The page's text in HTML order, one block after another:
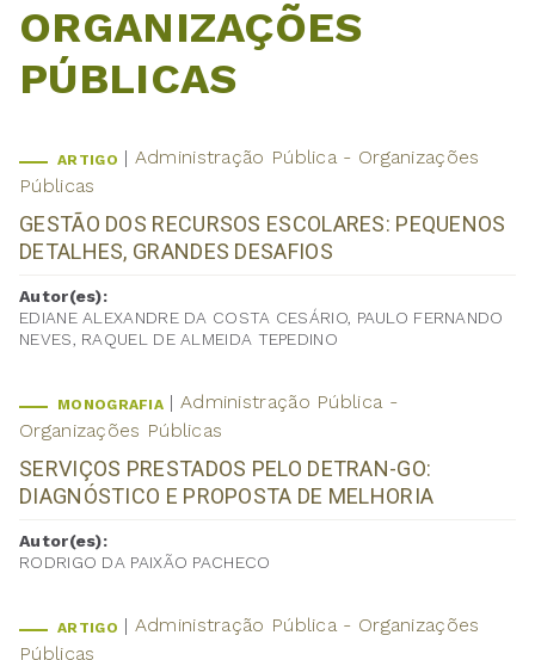
ORGANIZAÇÕES
PÚBLICAS
ARTIGO
Administração Pública - Organizações
Públicas
GESTÃO DOS RECURSOS ESCOLARES: PEQUENOS
DETALHES, GRANDES DESAFIOS
Autor(es):
EDIANE ALEXANDRE DA COSTA CESÁRIO, PAULO FERNANDO
NEVES, RAQUEL DE ALMEIDA TEPEDINO
MONOGRAFIA
Administração Pública -
Organizações Públicas
SERVIÇOS PRESTADOS PELO DETRAN-GO:
DIAGNÓSTICO E PROPOSTA DE MELHORIA
Autor(es):
RODRIGO DA PAIXÃO PACHECO
ARTIGO
Administração Pública - Organizações
Públicas